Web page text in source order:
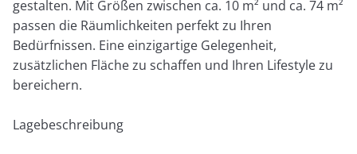
gestalten. Mit Größen zwischen ca. 10 m² und ca. 74 m²
passen die Räumlichkeiten perfekt zu Ihren
Bedürfnissen. Eine einzigartige Gelegenheit,
zusätzlichen Fläche zu schaffen und Ihren Lifestyle zu
bereichern.
Lagebeschreibung